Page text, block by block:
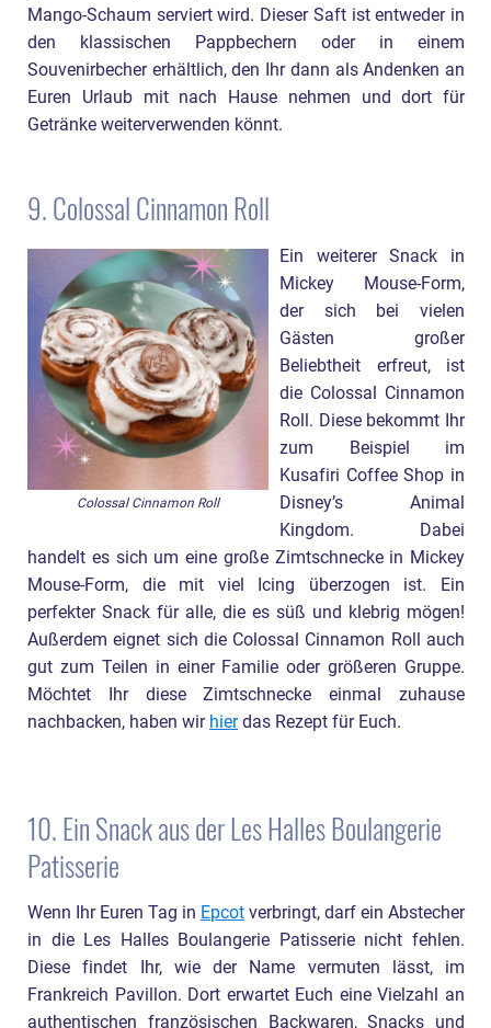
Mango-Schaum serviert wird. Dieser Saft ist entweder in
den klassischen Pappbechern oder in einem
Souvenirbecher erhältlich, den Ihr dann als Andenken an
Euren Urlaub mit nach Hause nehmen und dort für
Getränke weiterverwenden könnt.
9. Colossal Cinnamon Roll
Colossal Cinnamon Roll
Ein weiterer Snack in
Mickey Mouse-Form,
der sich bei vielen
Gästen großer
Beliebtheit erfreut, ist
die Colossal Cinnamon
Roll. Diese bekommt Ihr
zum Beispiel im
Kusafiri Coffee Shop in
Disney’s Animal
Kingdom. Dabei
handelt es sich um eine große Zimtschnecke in Mickey
Mouse-Form, die mit viel Icing überzogen ist. Ein
perfekter Snack für alle, die es süß und klebrig mögen!
Außerdem eignet sich die Colossal Cinnamon Roll auch
gut zum Teilen in einer Familie oder größeren Gruppe.
Möchtet Ihr diese Zimtschnecke einmal zuhause
nachbacken, haben wir hierdas Rezept für Euch.
10. Ein Snack aus der Les Halles Boulangerie
Patisserie
Wenn Ihr Euren Tag in Epcot verbringt, darf ein Abstecher
in die Les Halles Boulangerie Patisserie nicht fehlen.
Diese findet Ihr, wie der Name vermuten lässt, im
Frankreich Pavillon. Dort erwartet Euch eine Vielzahl an
authentischen französischen Backwaren, Snacks und